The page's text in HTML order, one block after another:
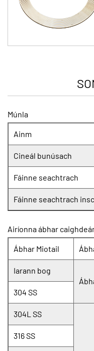
Múnla
Ainm
Cineál bunúsach
Fáinne seachtrach
Fáinne seachtrach
Airíonna ábhar
Ábhar Miotail
Iarann ​​bog
304 SS
304L SS
316 SS